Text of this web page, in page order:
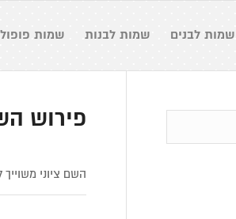
שמות לבנים שמות לבנות שמות
פירוש
השם ציוני